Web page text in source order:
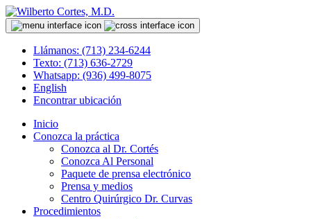
Llámanos: (713) 234-6244
Texto: (713) 636-2729
Whatsapp: (936) 499-8075
English
Encontrar ubicación
Inicio
Conozca la práctica
Conozca al Dr. Cortés
Conozca Al Personal
Paquete de prensa electrónico
Prensa y medios
Centro Quirúrgico Dr. Curvas
Procedimientos